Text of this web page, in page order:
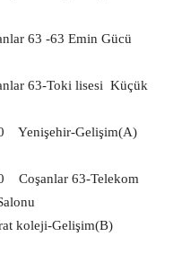
63 -63 Emin Gücü
63-Toki lisesi Küçük
Yenişehir-Gelişim(A)
Coşanlar 63-Telekom
koleji-Gelişim(B)